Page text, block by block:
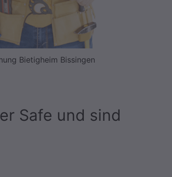
Bietigheim Bissingen
Safe und sind